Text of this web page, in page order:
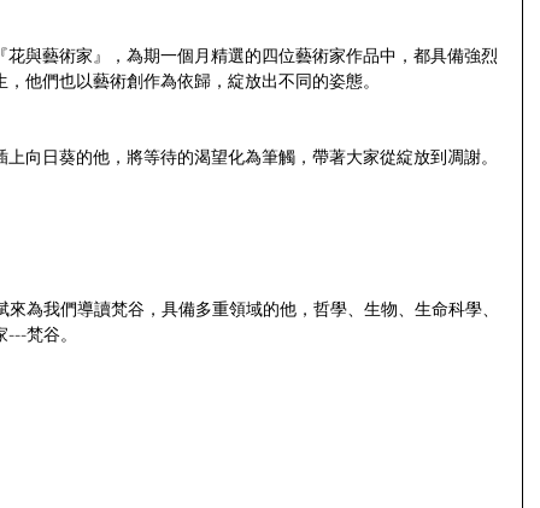
與藝術家』，為期一個月精選的四位藝術家作品中，都具備強烈
他們也以藝術創作為依歸，綻放出不同的姿態。
向日葵的他，將等待的渴望化為筆觸，帶著大家從綻放到凋謝。
為我們導讀梵谷，具備多重領域的他，哲學、生物、生命科學、
梵谷。